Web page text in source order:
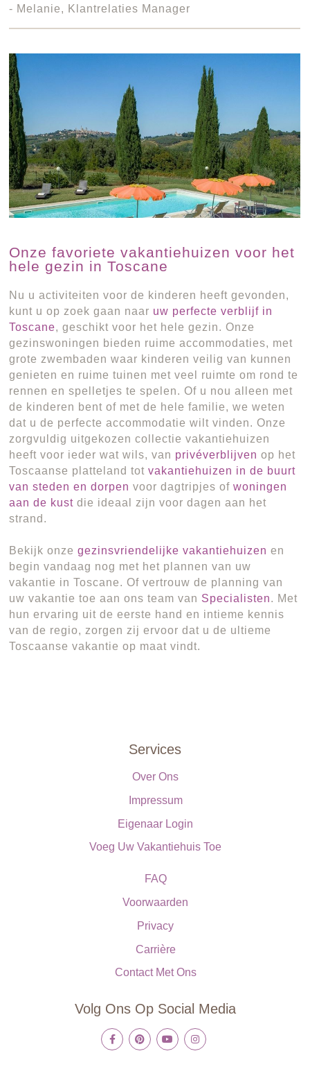
- Melanie, Klantrelaties Manager
Onze favoriete vakantiehuizen voor het
hele gezin in Toscane
Nu u activiteiten voor de kinderen heeft gevonden,
kunt u op zoek gaan naar uw perfecte verblijf in
Toscane, geschikt voor het hele gezin. Onze
gezinswoningen bieden ruime accommodaties, met
grote zwembaden waar kinderen veilig van kunnen
genieten en ruime tuinen met veel ruimte om rond te
rennen en spelletjes te spelen. Of u nou alleen met
de kinderen bent of met de hele familie, we weten
dat u de perfecte accommodatie wilt vinden. Onze
zorgvuldig uitgekozen collectie vakantiehuizen
heeft voor ieder wat wils, van privéverblijven op het
Toscaanse platteland totvakantiehuizen in de buurt
van steden en dorpen voor dagtripjes ofwoningen
aan de kust die ideaal zijn voor dagen aan het
strand.
Bekijk onzegezinsvriendelijke vakantiehuizen en
begin vandaag nog met het plannen van uw
vakantie in Toscane. Of vertrouw de planning van
uw vakantie toe aan ons team van Specialisten. Met
hun ervaring uit de eerste hand en intieme kennis
van de regio, zorgen zij ervoor dat u de ultieme
Toscaanse vakantie op maat vindt.
Services
Over Ons
Impressum
Eigenaar Login
Voeg Uw Vakantiehuis Toe
FAQ
Voorwaarden
Privacy
Carrière
Contact Met Ons
Volg Ons Op Social Media